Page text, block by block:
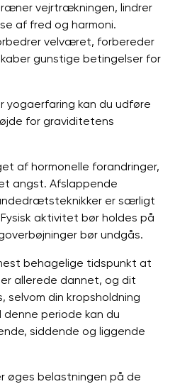
vejrtrækningen, lindrer
af fred og harmoni.
velværet, forbereder
gunstige betingelser for
yogaerfaring kan du udføre
for graviditetens
af hormonelle forandringer,
angst. Afslappende
er særligt
aktivitet bør holdes på
bør undgås.
behagelige tidspunkt at
allerede dannet, og dit
selvom din kropsholdning
periode kan du
siddende og liggende
øges belastningen på de